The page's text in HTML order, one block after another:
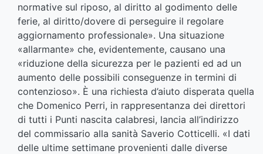
normative sul riposo, al diritto al godimento delle
ferie, al diritto/dovere di perseguire il regolare
aggiornamento professionale». Una situazione
«allarmante» che, evidentemente, causano una
«riduzione della sicurezza per le pazienti ed ad un
aumento delle possibili conseguenze in termini di
contenzioso». È una richiesta d’aiuto disperata quella
che Domenico Perri, in rappresentanza dei direttori
di tutti i Punti nascita calabresi, lancia all’indirizzo
del commissario alla sanità Saverio Cotticelli. «I dati
delle ultime settimane provenienti dalle diverse